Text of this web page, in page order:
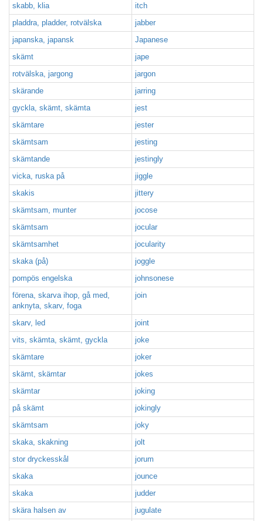
skabb, klia
itch
pladdra, pladder, rotvälska
jabber
japanska, japansk
Japanese
skämt
jape
rotvälska, jargong
jargon
skärande
jarring
gyckla, skämt, skämta
jest
skämtare
jester
skämtsam
jesting
skämtande
jestingly
vicka, ruska på
jiggle
skakis
jittery
skämtsam, munter
jocose
skämtsam
jocular
skämtsamhet
jocularity
skaka (på)
joggle
pompös engelska
johnsonese
förena, skarva ihop, gå med,
anknyta, skarv, foga
join
skarv, led
joint
vits, skämta, skämt, gyckla
joke
skämtare
joker
skämt, skämtar
jokes
skämtar
joking
på skämt
jokingly
skämtsam
joky
skaka, skakning
jolt
stor dryckesskål
jorum
skaka
jounce
skaka
judder
skära halsen av
jugulate